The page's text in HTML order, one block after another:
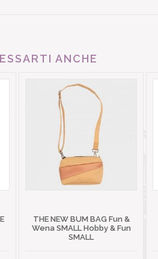
ANCHE
THE NEW BUM BAG Fun &
Wena SMALL Hobby & Fun
SMALL